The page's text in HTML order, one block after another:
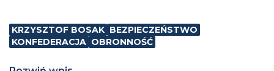
KRZYSZTOF BOSAK BEZPIECZEŃSTWO
KONFEDERACJA OBRONNOŚĆ